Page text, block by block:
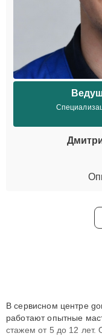
В сервисном центре
работают опытные
стажем от 5 до 12 лет.